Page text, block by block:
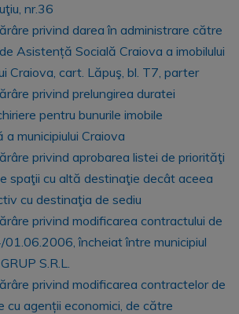
nr.36
privind darea în administrare către
Asistență Socială Craiova a imobilului
Craiova, cart. Lăpuş, bl. T7, parter
privind prelungirea duratei
pentru bunurile imobile
municipiului Craiova
privind aprobarea listei de priorităţi
spaţii cu altă destinaţie decât aceea
cu destinaţia de sediu
privind modificarea contractului de
01.06.2006, încheiat între municipiul
S.R.L.
privind modificarea contractelor de
cu agenții economici, de către